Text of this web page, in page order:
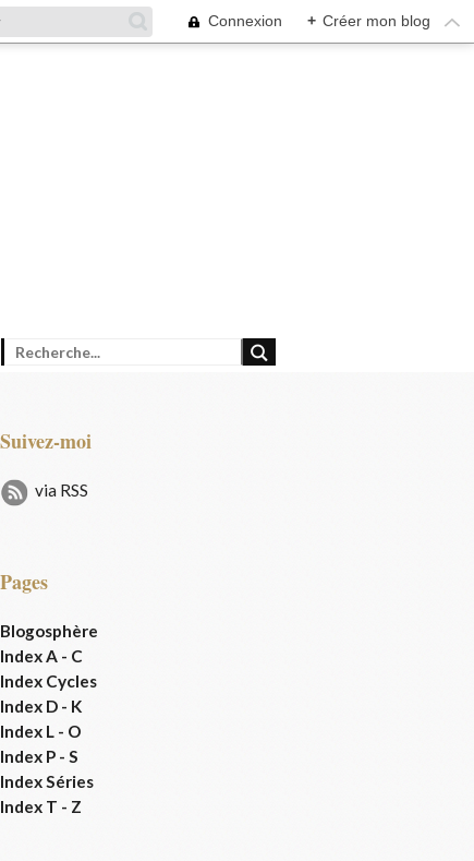
Connexion + Créer mon blog
Suivez-moi
via RSS
Pages
Blogosphère
Index A - C
Index Cycles
Index D - K
Index L - O
Index P - S
Index Séries
Index T - Z